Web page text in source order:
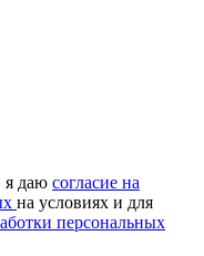
я даю согласие на
на условиях и для
персональных